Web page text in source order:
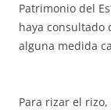
Patrimonio del
haya consultado
alguna medida
Para rizar el